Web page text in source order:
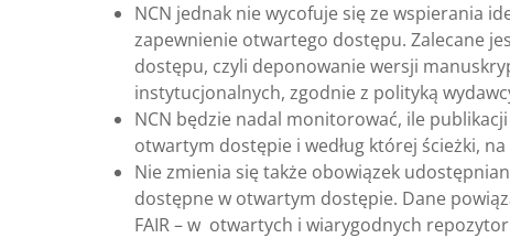
NCN jednak nie wycofuje się ze wspierania
zapewnienie otwartego dostępu. Zalecane
dostępu, czyli deponowanie wersji
instytucjonalnych, zgodnie z polityką
NCN będzie nadal monitorować, ile
otwartym dostępie i według której ścieżki,
Nie zmienia się także obowiązek
dostępne w otwartym dostępie. Dane
FAIR – w otwartych i wiarygodnych